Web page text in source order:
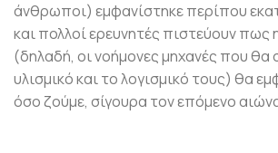
άνθρωποι) εμφανίστηκε περίπου
και πολλοί ερευνητές πιστεύουν πως
(δηλαδή, οι νοήμονες μηχανές που θα
υλισμικό και το λογισμικό τους) θα
όσο ζούμε, σίγουρα τον επόμενο